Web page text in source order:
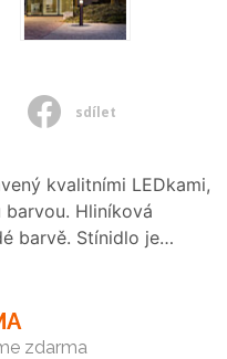
sdílet
kvalitními LEDkami,
Hliníková
barvě. Stínidlo je…
zdarma